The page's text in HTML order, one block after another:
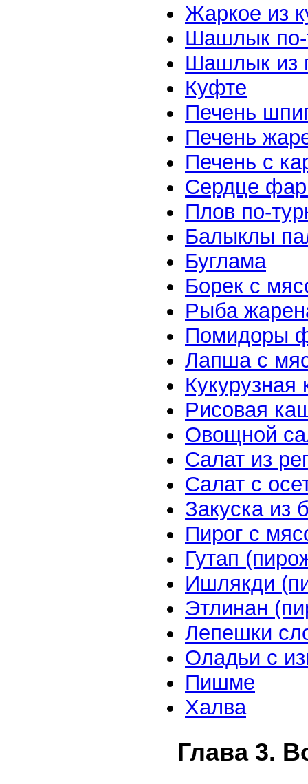
Жаркое из
Шашлык по-
Шашлык из
Куфте
Печень
Печень
Печень с
Сердце
Плов по-
Балыклы
Буглама
Борек с
Рыба
Помидоры
Лапша с
Рисовая
Овощной
Салат из
Салат с
Закуска из
Пирог с
Гутап
Ишлякди
Этлинан
Лепешки
Оладьи с
Пишме
Халва
Глава 3.